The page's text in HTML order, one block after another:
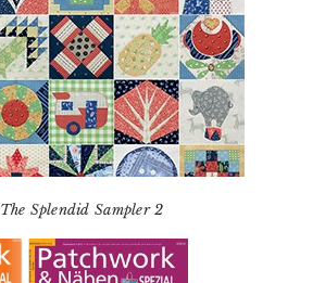
The Splendid Sampler 2